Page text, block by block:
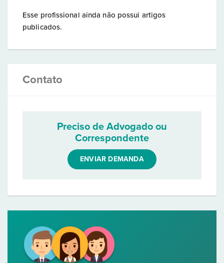
Esse profissional ainda não possui artigos
publicados.
Contato
Preciso de Advogado ou
Correspondente
ENVIAR DEMANDA